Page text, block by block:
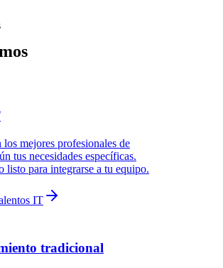
mejores profesionales de
tus necesidades específicas.
para integrarse a tu equipo.
IT
tradicional